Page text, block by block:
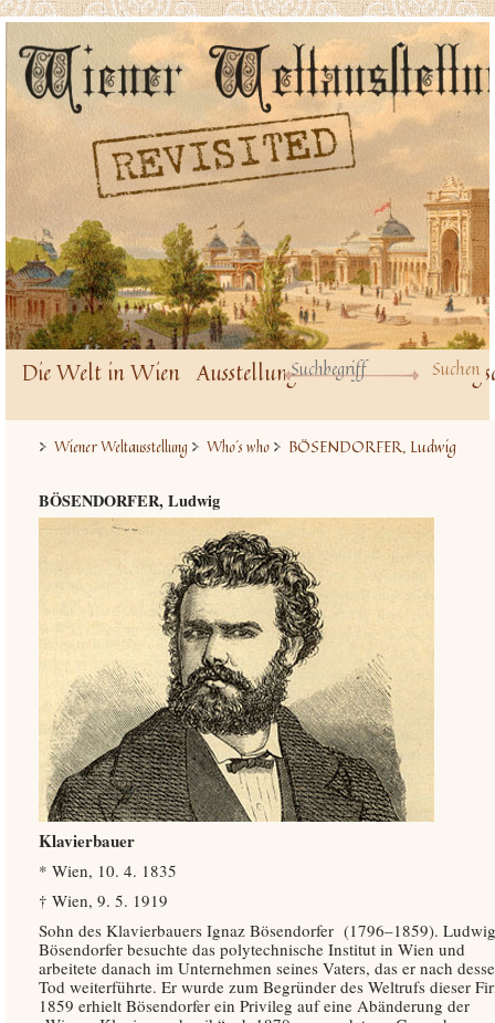
Die Welt in Wien Ausstellungsbauten
Wiener Weltausstellung Who´s who BÖSENDORFER, Ludwig
BÖSENDORFER, Ludwig
Klavierbauer
* Wien, 10. 4. 1835
† Wien, 9. 5. 1919
Sohn des Klavierbauers Ignaz Bösendorfer (1796–1859). Ludwig
Bösendorfer besuchte das polytechnische Institut in Wien und
arbeitete danach im Unternehmen seines Vaters, das er nach
Tod weiterführte. Er wurde zum Begründer des Weltrufs dieser
1859 erhielt Bösendorfer ein Privileg auf eine Abänderung der